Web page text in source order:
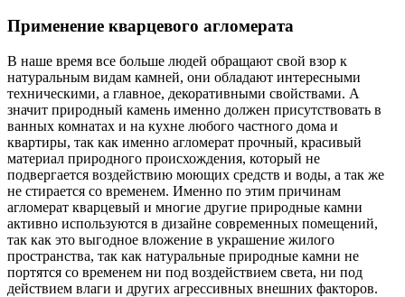
Применение кварцевого агломерата
В наше время все больше людей обращают свой взор к
натуральным видам камней, они обладают интересными
техническими, а главное, декоративными свойствами. А
значит природный камень именно должен присутствовать в
ванных комнатах и на кухне любого частного дома и
квартиры, так как именно агломерат прочный, красивый
материал природного происхождения, который не
подвергается воздействию моющих средств и воды, а так же
не стирается со временем. Именно по этим причинам
агломерат кварцевый и многие другие природные камни
активно используются в дизайне современных помещений,
так как это выгодное вложение в украшение жилого
пространства, так как натуральные природные камни не
портятся со временем ни под воздействием света, ни под
действием влаги и других агрессивных внешних факторов.